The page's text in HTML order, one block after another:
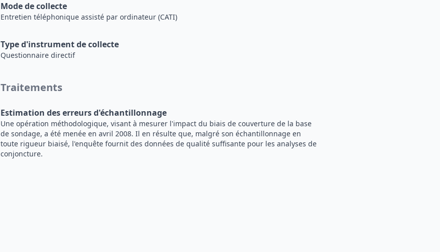
Mode de collecte
Entretien téléphonique assisté par ordinateur (CATI)
Type d'instrument de collecte
Questionnaire directif
Traitements
Estimation des erreurs d'échantillonnage
Une opération méthodologique, visant à mesurer l'impact du biais de couverture de la base
de sondage, a été menée en avril 2008. Il en résulte que, malgré son échantillonnage en
toute rigueur biaisé, l'enquête fournit des données de qualité suffisante pour les analyses de
conjoncture.